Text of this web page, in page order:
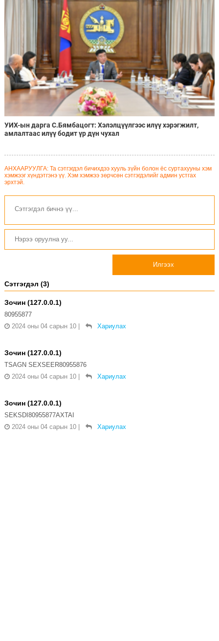
УИХ-ын дарга С.Бямбацогт: Хэлэлцүүлгээс илүү хэрэгжилт,
амлалтаас илүү бодит үр дүн чухал
АНХААРУУЛГА: Та сэтгэгдэл бичихдээ хууль зүйн болон ёс суртахууны хэм
хэмжээг хүндэтгэнэ үү. Хэм хэмжээ зөрчсөн сэтгэгдэлийг админ устгах
эрхтэй.
Илгээх
Сэтгэгдэл (3)
Зочин (127.0.0.1)
80955877
2024 оны 04 сарын 10
Хариулах
Зочин (127.0.0.1)
TSAGN SEXSEER80955876
2024 оны 04 сарын 10
Хариулах
Зочин (127.0.0.1)
SEKSDI80955877AXTAI
2024 оны 04 сарын 10
Хариулах